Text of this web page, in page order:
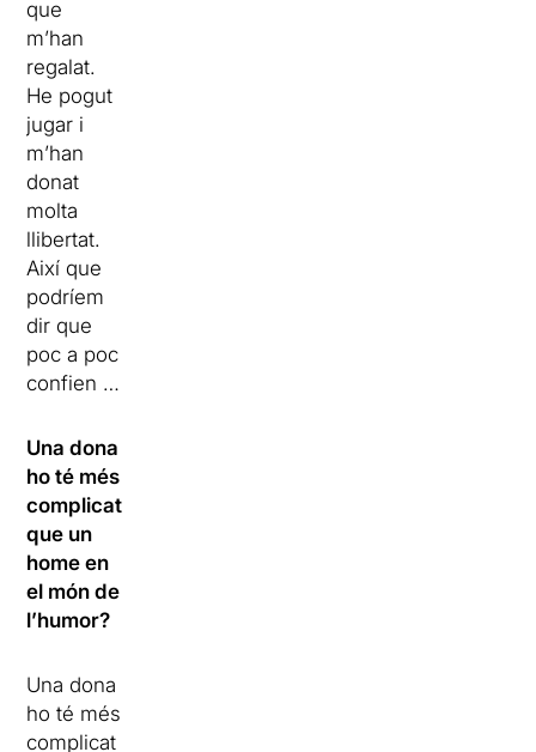
que
m’han
regalat.
He pogut
jugar i
m’han
donat
molta
llibertat.
Així que
podríem
dir que
poc a poc
confien …
Una dona
ho té més
complicat
que un
home en
el món de
l’humor?
Una dona
ho té més
complicat